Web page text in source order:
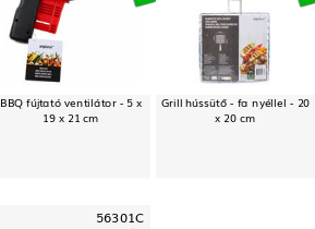
BBQ fújtató ventilátor - 5 x
19 x 21 cm
Grill hússütő - fa nyéllel - 20
x 20 cm
56301C